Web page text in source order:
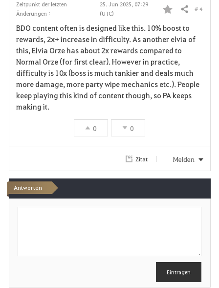
Zeitpunkt der letzten
Änderungen :
25. Jun 2025, 07:29
(UTC)
F
a
v
o
r
e
n
Teilen # 4
BDO content often is designed like this. 10% boost to
rewards, 2x+ increase in difficulty. As another elvia of
this, Elvia Orze has about 2x rewards compared to
Normal Orze (for first clear). However in practice,
difficulty is 10x (boss is much tankier and deals much
more damage, more party wipe mechanics etc.). People
keep playing this kind of content though, so PA keeps
making it.
0 0
Zitat Melden
Antworten
b
Eintragen